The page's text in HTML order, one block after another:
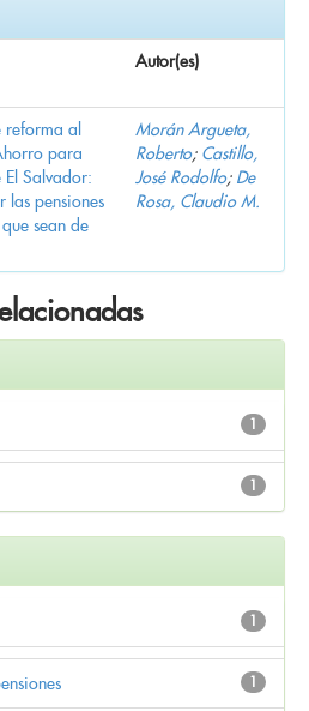
Autor(es)
reforma al
para
El Salvador:
pensiones
sean de
Morán Argueta,
Roberto; Castillo,
José Rodolfo; De
Rosa, Claudio M.
1
1
1
1